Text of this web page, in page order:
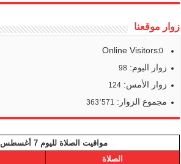
زوار موقعنا
Online Visitors:
0
زوار اليوم:98
زوار الأمس:124
مجموع الزوار: 363٬571
مواقيت الصلاة لليوم 7 أغسطس 2026
الصلاة